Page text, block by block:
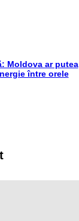
Moldova ar putea
între orele